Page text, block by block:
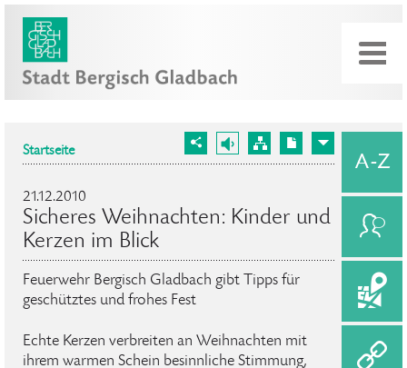
Startseite
21.12.2010
Sicheres Weihnachten: Kinder und
Kerzen im Blick
Feuerwehr Bergisch Gladbach gibt Tipps für
geschütztes und frohes Fest
Echte Kerzen verbreiten an Weihnachten mit
ihrem warmen Schein besinnliche Stimmung,